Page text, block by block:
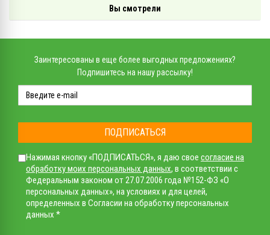
Вы смотрели
Заинтересованы в еще более выгодных предложениях?
Подпишитесь на нашу рассылку!
ПОДПИСАТЬСЯ
Нажимая кнопку «ПОДПИСАТЬСЯ», я даю свое согласие на
обработку моих персональных данных, в соответствии с
Федеральным законом от 27.07.2006 года №152-ФЗ «О
персональных данных», на условиях и для целей,
определенных в Согласии на обработку персональных
данных *